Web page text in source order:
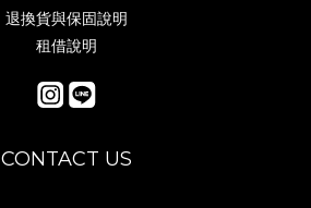
退換貨與保固說明
租借說明
CONTACT US